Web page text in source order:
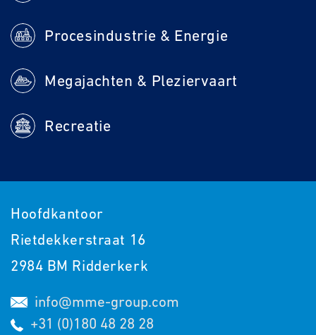
Hoofdkantoor
Rietdekkerstraat 16
2984 BM Ridderkerk
info@mme-group.com
+31 (0)180 48 28 28
Procesindustrie & Energie
Megajachten & Pleziervaart
Recreatie